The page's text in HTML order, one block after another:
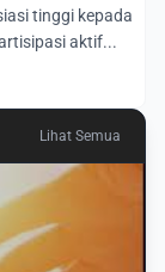
tinggi kepada
aktif...
Lihat Semua